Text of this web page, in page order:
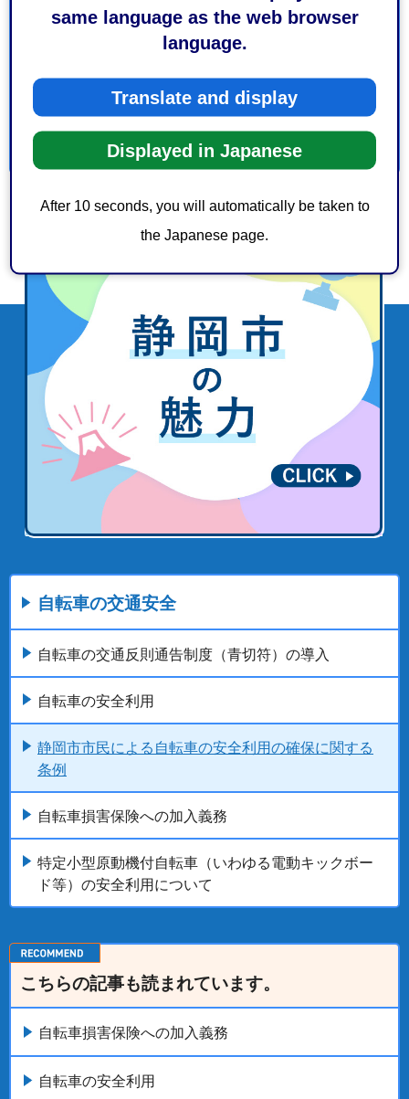
same language as the web browser
language.
Translate and display
Displayed in Japanese
After 10 seconds, you will automatically be taken to
the Japanese page.
このページの情報は見つけやすかったですか？
3：見つけにくかった
自転車の交通安全
自転車の交通反則通告制度（青切符）の導入
自転車の安全利用
静岡市市民による自転車の安全利用の確保に関する
条例
自転車損害保険への加入義務
特定小型原動機付自転車（いわゆる電動キックボー
ド等）の安全利用について
こちらの記事も読まれています。
自転車損害保険への加入義務
自転車の安全利用